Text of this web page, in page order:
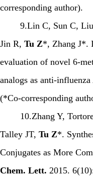
corresponding author).
9.Lin C, Sun C, Liu
Jin R, Tu Z*, Zhang J*.
evaluation of novel 6-
analogs as anti-influenza
(*Co-corresponding
10.Zhang Y,
Talley JT, Tu Z*.
Conjugates as More
Chem. Lett. 2015.